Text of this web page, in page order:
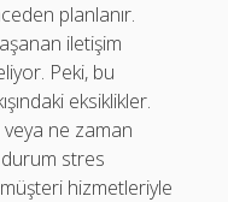
planlanır.
iletişim
Peki, bu
eksiklikler.
veya ne zaman
stres
müşteri hizmetleriyle